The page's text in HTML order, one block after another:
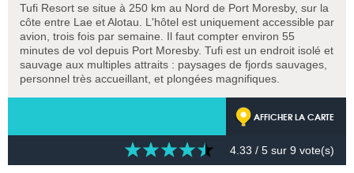
Tufi Resort se situe à 250 km au Nord de Port Moresby, sur la
côte entre Lae et Alotau. L'hôtel est uniquement accessible par
avion, trois fois par semaine. Il faut compter environ 55
minutes de vol depuis Port Moresby. Tufi est un endroit isolé et
sauvage aux multiples attraits : paysages de fjords sauvages,
personnel très accueillant, et plongées magnifiques.
AFFICHER LA CARTE
4.33 / 5 sur 9 vote(s)